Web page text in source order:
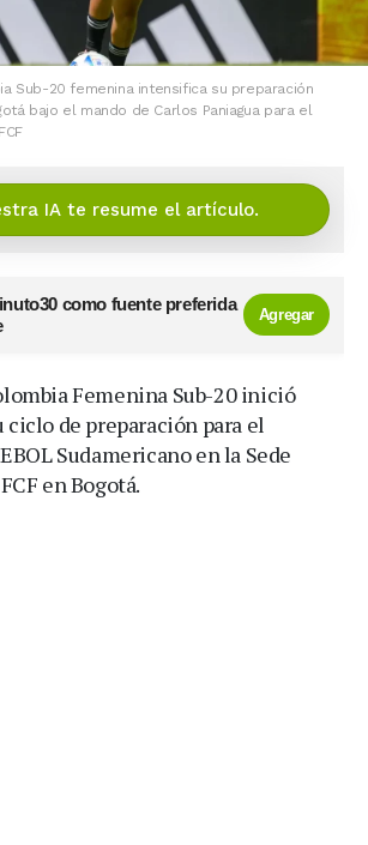
Sub-20 femenina intensifica su preparación
bajo el mando de Carlos Paniagua para el
IA te resume el artículo.
como fuente preferida
Agregar
Femenina Sub-20 inició
de preparación para el
Sudamericano en la Sede
en Bogotá.